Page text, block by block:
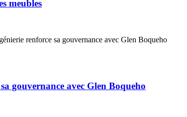
meubles
gouvernance avec Glen Boqueho